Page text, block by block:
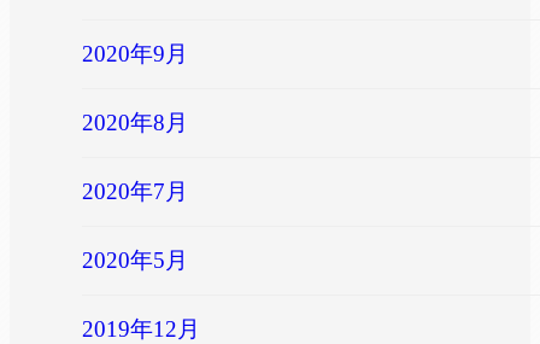
2020年9月
2020年8月
2020年7月
2020年5月
2019年12月